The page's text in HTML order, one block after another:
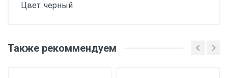
Цвет: черный
Также рекоммендуем